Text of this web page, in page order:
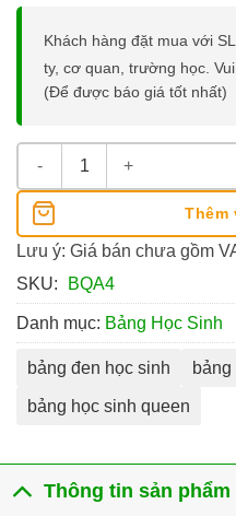
Khách hàng đặt mua với
ty, cơ quan, trường học.
(Để được báo giá tốt nhất)
Bảng Đen Học Sinh Queen
Thêm
Lưu ý: Giá bán chưa gồm
SKU:
BQA4
Danh mục: Bảng Học Sinh
bảng đen học sinh bảng
bảng học sinh queen
Thông tin sản phẩm